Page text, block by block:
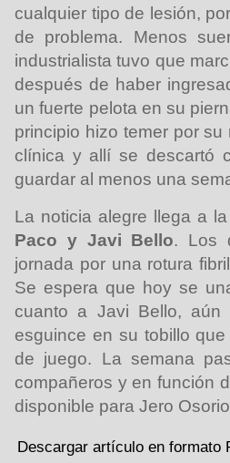
cualquier tipo de lesión,
de problema. Menos
industrialista tuvo que
después de haber
un fuerte pelota en su
principio hizo temer por
clínica y allí se descartó
guardar al menos una
La noticia alegre llega a
Paco y Javi Bello. Los
jornada por una rotura
Se espera que hoy se
cuanto a Javi Bello,
esguince en su tobillo
de juego. La semana
compañeros y en función
disponible para Jero
Descargar artículo en formato